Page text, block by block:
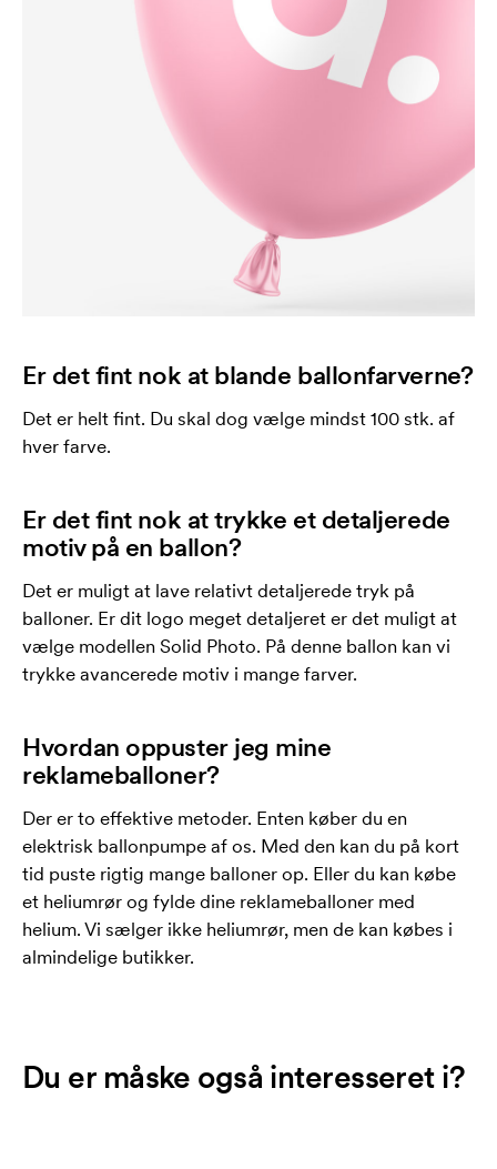
Er det fint nok at blande ballonfarverne?
Det er helt fint. Du skal dog vælge mindst 100 stk. af
hver farve.
Er det fint nok at trykke et detaljerede
motiv på en ballon?
Det er muligt at lave relativt detaljerede tryk på
balloner. Er dit logo meget detaljeret er det muligt at
vælge modellen Solid Photo. På denne ballon kan vi
trykke avancerede motiv i mange farver.
Hvordan oppuster jeg mine
reklameballoner?
Der er to effektive metoder. Enten køber du en
elektrisk ballonpumpe af os. Med den kan du på kort
tid puste rigtig mange balloner op. Eller du kan købe
et heliumrør og fylde dine reklameballoner med
helium. Vi sælger ikke heliumrør, men de kan købes i
almindelige butikker.
Du er måske også interesseret i?